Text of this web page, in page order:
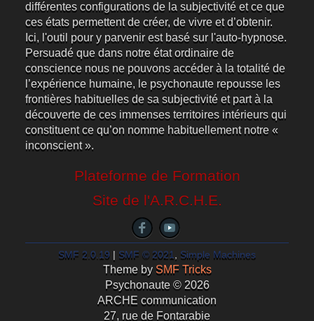
différentes configurations de la subjectivité et ce que
ces états permettent de créer, de vivre et d’obtenir.
Ici, l'outil pour y parvenir est basé sur l'auto-hypnose.
Persuadé que dans notre état ordinaire de
conscience nous ne pouvons accéder à la totalité de
l’expérience humaine, le psychonaute repousse les
frontières habituelles de sa subjectivité et part à la
découverte de ces immenses territoires intérieurs qui
constituent ce qu’on nomme habituellement notre «
inconscient ».
Plateforme de Formation
Site de l'A.R.C.H.E.
SMF 2.0.19 SMF © 2021, Simple Machines
Theme by SMF Tricks
Psychonaute © 2026
ARCHE communication
27, rue de Fontarabie